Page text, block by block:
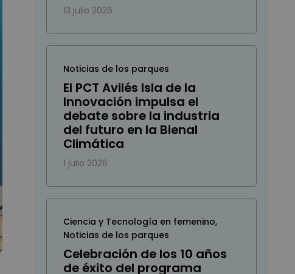
13 julio 2026
Noticias de los parques
El PCT Avilés Isla de la
Innovación impulsa el
debate sobre la industria
del futuro en la Bienal
Climática
1 julio 2026
Ciencia y Tecnología en femenino,
Noticias de los parques
Celebración de los 10 años
de éxito del programa